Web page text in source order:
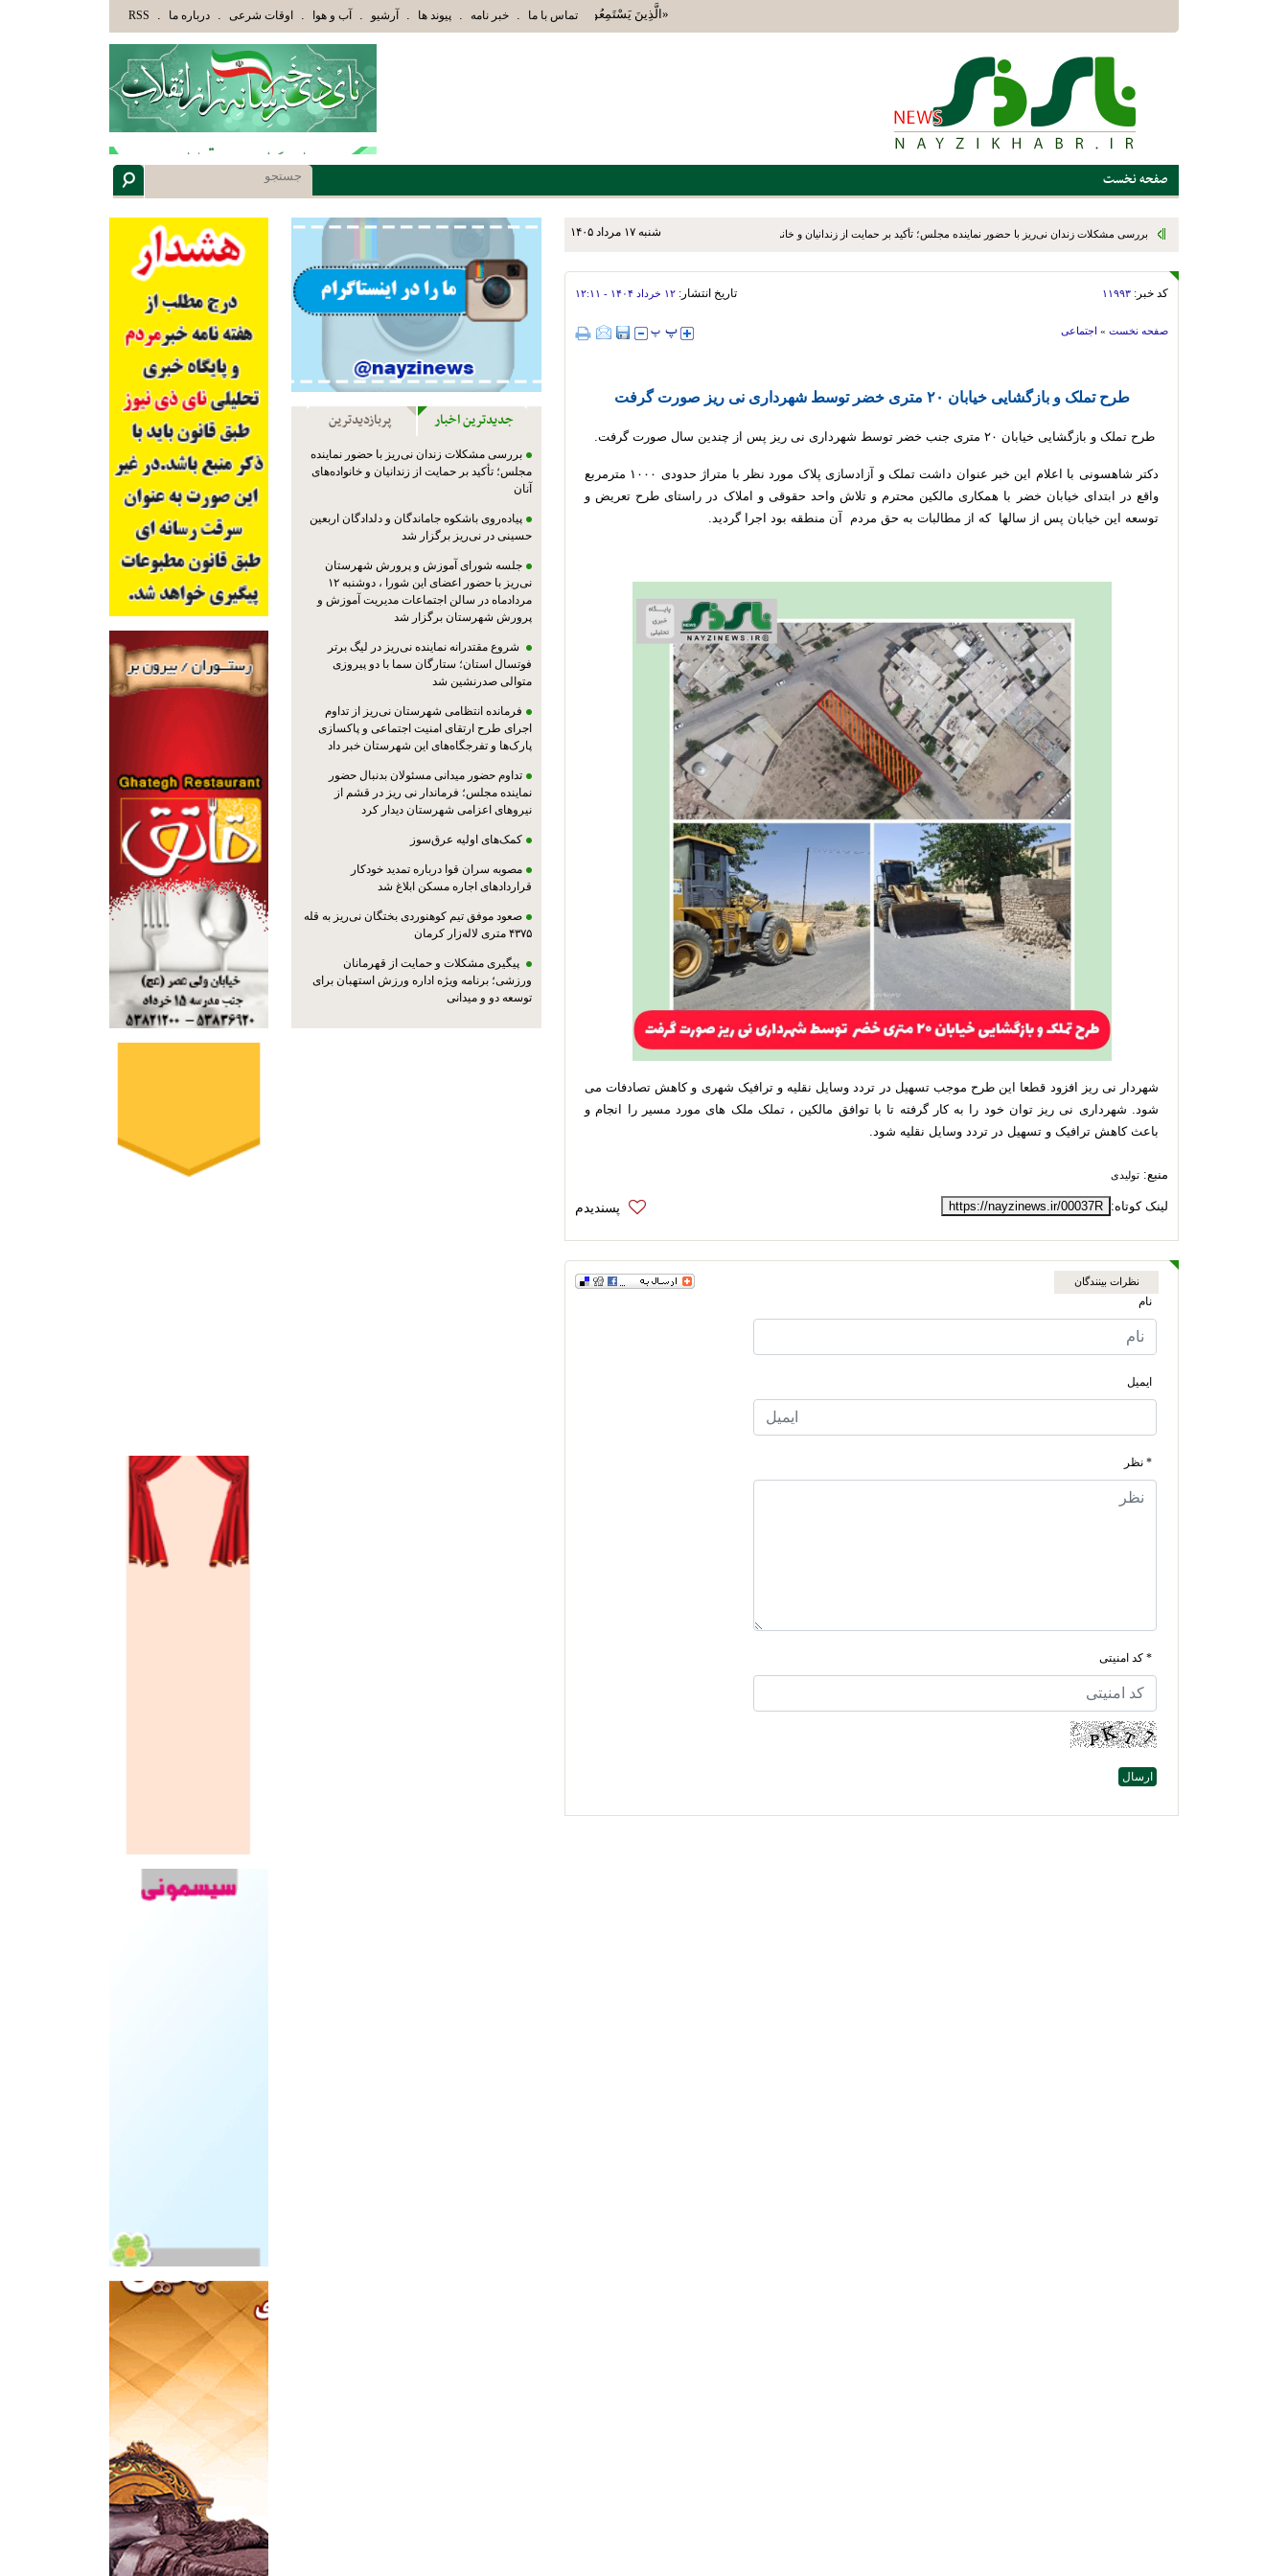
«الَّذِينَ يَسْتَمِعُونَ الْقَوْلَ فَيَتَّبِعُونَ أَحْسَنَهُ أُوْلَئِكَ الَّذِينَ هَدَاهُمُ اللَّهُ وَأُوْلَئِكَ هُمْ أُوْلُوا الْأَلْبَابِ» عاقلان هدایت یافته،حرفها را میشنوند و سپس
تماس با ما . خبر نامه . پیوند ها . آرشیو . آب و هوا . اوقات شرعی . درباره ما .
RSS
صفحه نخست
شنبه ۱۷ مرداد ۱۴۰۵ بررسی مشکلات زندان نی‌ریز با حضور نماینده مجلس؛ تأکید بر حمایت از زندانیان و خانواده‌های آنان
کد خبر: ۱۱۹۹۳ تاریخ انتشار: ۱۲ خرداد ۱۴۰۴ - ۱۲:۱۱
صفحه نخست » اجتماعی
طرح تملک و بازگشایی خیابان ۲۰ متری خضر توسط شهرداری نی ریز صورت گرفت
طرح تملک و بازگشایی خیابان ۲۰ متری جنب خضر توسط شهرداری نی ریز پس از چندین سال صورت گرفت.
دکتر شاهسونی با اعلام این خبر عنوان داشت تملک و آزادسازی پلاک مورد نظر با متراژ حدودی ۱۰۰۰ مترمربع
واقع در ابتدای خیابان خضر با همکاری مالکین محترم و تلاش واحد حقوقی و املاک در راستای طرح تعریض و
توسعه این خیابان پس از سالها که از مطالبات به حق مردم آن منطقه بود اجرا گردید.
شهردار نی ریز افزود قطعا این طرح موجب تسهیل در تردد وسایل نقلیه و ترافیک شهری و کاهش تصادفات می
شود. شهرداری نی ریز توان خود را به کار گرفته تا با توافق مالکین ، تملک ملک های مورد مسیر را انجام و
باعث کاهش ترافیک و تسهیل در تردد وسایل نقلیه شود.
منبع: تولیدی
لینک کوتاه: https://nayzinews.ir/00037R
نظرات بینندگان
نام
ایمیل
* نظر
* کد امنیتی
جدیدترین اخبار پربازدیدترین
بررسی مشکلات زندان نی‌ریز با حضور نماینده
مجلس؛ تأکید بر حمایت از زندانیان و خانواده‌های
آنان
پیاده‌روی باشکوه جاماندگان و دلدادگان اربعین
حسینی در نی‌ریز برگزار شد
جلسه شورای آموزش و پرورش شهرستان
نی‌ریز با حضور اعضای این شورا ، دوشنبه ۱۲
مردادماه در سالن اجتماعات مدیریت آموزش و
پرورش شهرستان برگزار شد
شروع مقتدرانه نماینده نی‌ریز در لیگ برتر
فوتسال استان؛ ستارگان سما با دو پیروزی
متوالی صدرنشین شد
فرمانده انتظامی شهرستان نی‌ریز از تداوم
اجرای طرح ارتقای امنیت اجتماعی و پاکسازی
پارک‌ها و تفرجگاه‌های این شهرستان خبر داد
تداوم حضور میدانی مسئولان بدنبال حضور
نماینده مجلس؛ فرماندار نی ریز در قشم از
نیروهای اعزامی شهرستان دیدار کرد
کمک‌های اولیه عرق‌سوز
مصوبه سران قوا درباره تمدید خودکار
قراردادهای اجاره مسکن ابلاغ شد
صعود موفق تیم کوهنوردی بختگان نی‌ریز به قله
۴۳۷۵ متری لاله‌زار کرمان
پیگیری مشکلات و حمایت از قهرمانان
ورزشی؛ برنامه ویژه اداره ورزش استهبان برای
توسعه دو و میدانی